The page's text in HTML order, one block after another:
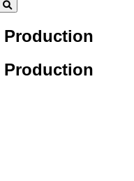
Production
Production